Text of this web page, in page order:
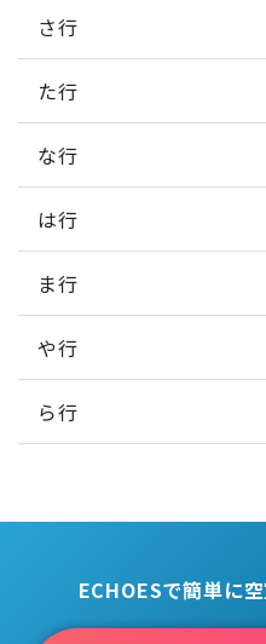
さ行
た行
な行
は行
ま行
や行
ら行
ECHOESで簡単に